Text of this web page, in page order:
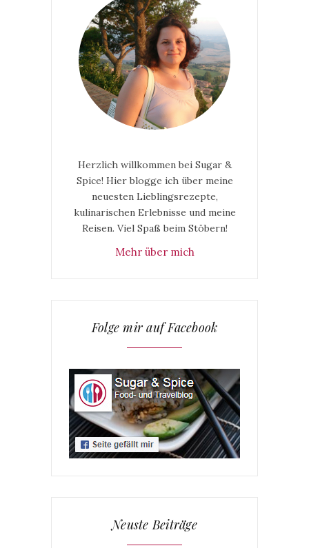
Herzlich willkommen bei Sugar &
Spice! Hier blogge ich über meine
neuesten Lieblingsrezepte,
kulinarischen Erlebnisse und meine
Reisen. Viel Spaß beim Stöbern!
Mehr über mich
Folge mir auf Facebook
Neuste Beiträge